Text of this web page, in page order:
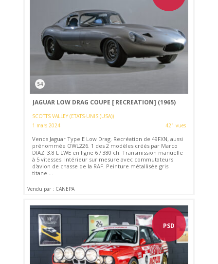
54
JAGUAR LOW DRAG COUPE [ RECREATION] (1965)
SCOTTS VALLEY (ETATS-UNIS (USA))
1 mars 2024
421 vues
Vends Jaguar Type E Low Drag. Recréation de 49FXN, aussi
prénommée OWL226. 1 des 2 modèles créés par Marco
DIAZ. 3,8 L LWE en ligne 6 / 380 ch. Transmission manuelle
à 5 vitesses. Intérieur sur mesure avec commutateurs
d'avion de chasse de la RAF. Peinture métallisée gris
titane....
Vendu par : CANEPA
PSD